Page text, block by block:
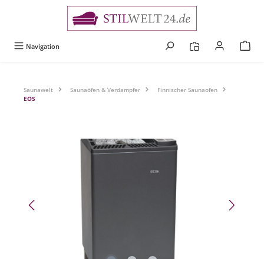
Navigation
Saunawelt Saunaöfen & Verdampfer
Finnischer Saunaofen
EOS
Bildergalerie überspringen